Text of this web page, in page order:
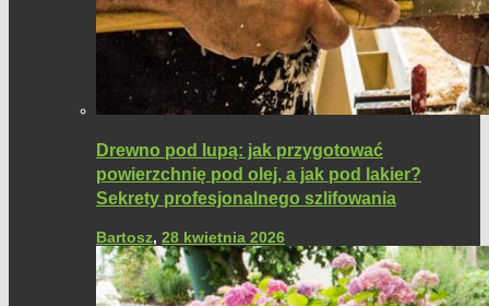
Drewno pod lupą: jak przygotować
powierzchnię pod olej, a jak pod lakier?
Sekrety profesjonalnego szlifowania
Bartosz, 28 kwietnia 2026